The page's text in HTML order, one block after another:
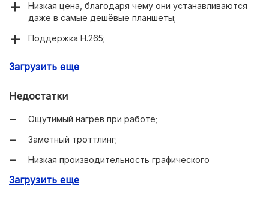
Низкая цена, благодаря чему они устанавливаются
даже в самые дешёвые планшеты;
Поддержка H.265;
Загрузить еще
Недостатки
Ощутимый нагрев при работе;
Заметный троттлинг;
Низкая производительность графического
Загрузить еще